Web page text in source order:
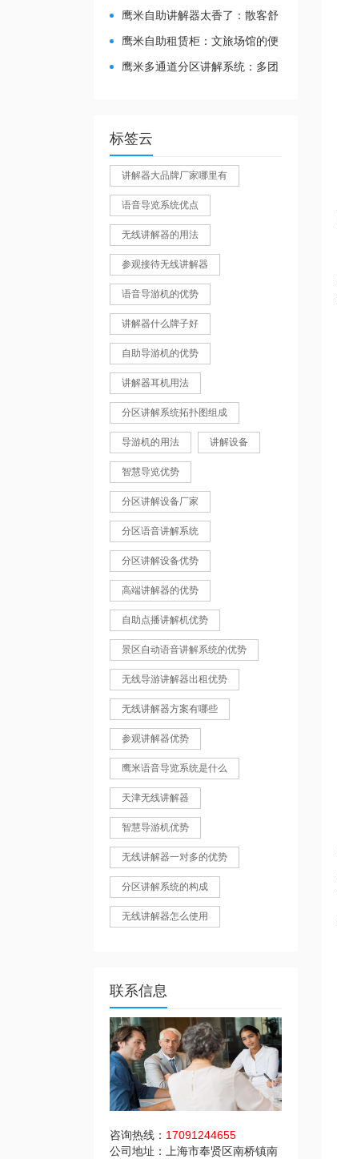
服务新方式，省心又高效
鹰米自助讲解器太香了：散客舒
心，我们运营也减负
鹰米自助租赁柜：文旅场馆的便
民与减负神器
鹰米多通道分区讲解系统：多团
标签云
讲解器大品牌厂家哪里有
语音导览系统优点
无线讲解器的用法
参观接待无线讲解器
语音导游机的优势
讲解器什么牌子好
自助导游机的优势
讲解器耳机用法
分区讲解系统拓扑图组成
导游机的用法 讲解设备
智慧导览优势
分区讲解设备厂家
分区语音讲解系统
分区讲解设备优势
高端讲解器的优势
自助点播讲解机优势
景区自动语音讲解系统的优势
无线导游讲解器出租优势
无线讲解器方案有哪些
参观讲解器优势
鹰米语音导览系统是什么
天津无线讲解器
智慧导游机优势
无线讲解器一对多的优势
分区讲解系统的构成
无线讲解器怎么使用
联系信息
咨询热线： 17091244655
公司地址：上海市奉贤区南桥镇南